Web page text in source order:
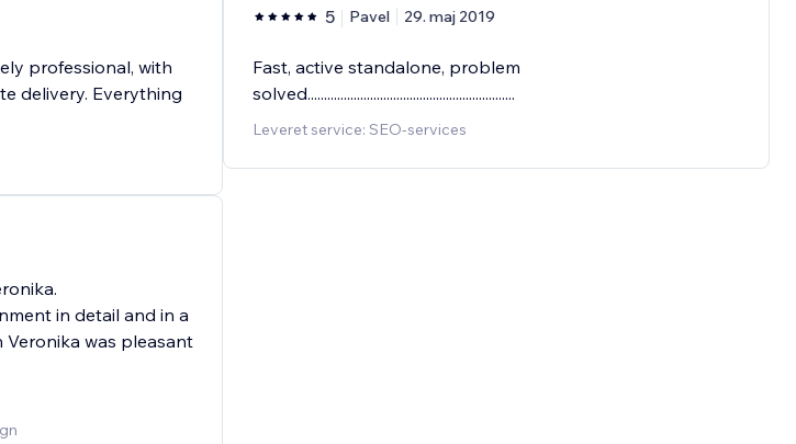
professional, with
delivery. Everything
in detail and in a
was pleasant
5 Pavel 29. maj 2019
Fast, active standalone, problem
solved...............................................................
Leveret service: SEO-services